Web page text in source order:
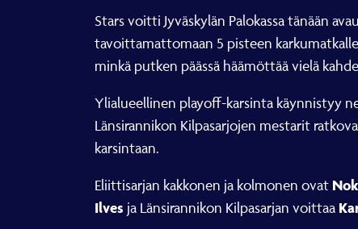
Stars voitti Jyväskylän Palokassa tänään
tavoittamattomaan 5 pisteen
minkä putken päässä häämöttää vielä
Ylialueellinen playoff-karsinta käynnistyy
Länsirannikon Kilpasarjojen mestarit
karsintaan.
Eliittisarjan kakkonen ja kolmonen ovat
Ilves ja Länsirannikon Kilpasarjan voittaa